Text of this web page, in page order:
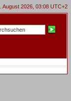
August 2026, 03:08 UTC+2